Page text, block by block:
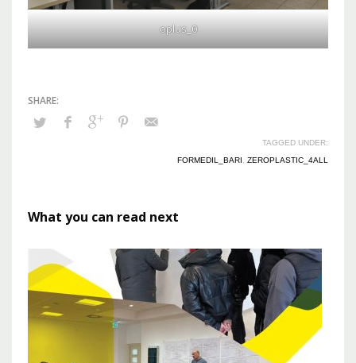
oplus_0
TAGGED UNDER:
FORMEDIL_BARI, ZEROPLASTIC_4ALL
What you can read next